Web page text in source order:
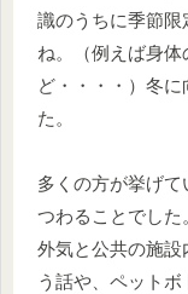
識のうちに季節限
ね。（例えば身
ど・・・・）冬
た。
多くの方が挙げ
つわることでした
外気と公共の施
う話や、ペット